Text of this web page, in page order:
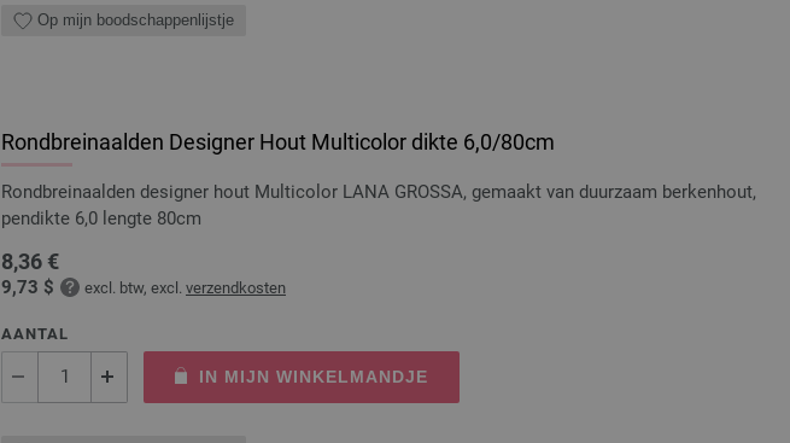
Op mijn boodschappenlijstje
Rondbreinaalden Designer Hout Multicolor dikte 6,0/80cm
Rondbreinaalden designer hout Multicolor LANA GROSSA, gemaakt van duurzaam berkenhout,
pendikte 6,0 lengte 80cm
8,36 €
9,73 $ excl. btw, excl. verzendkosten
AANTAL
IN MIJN WINKELMANDJE